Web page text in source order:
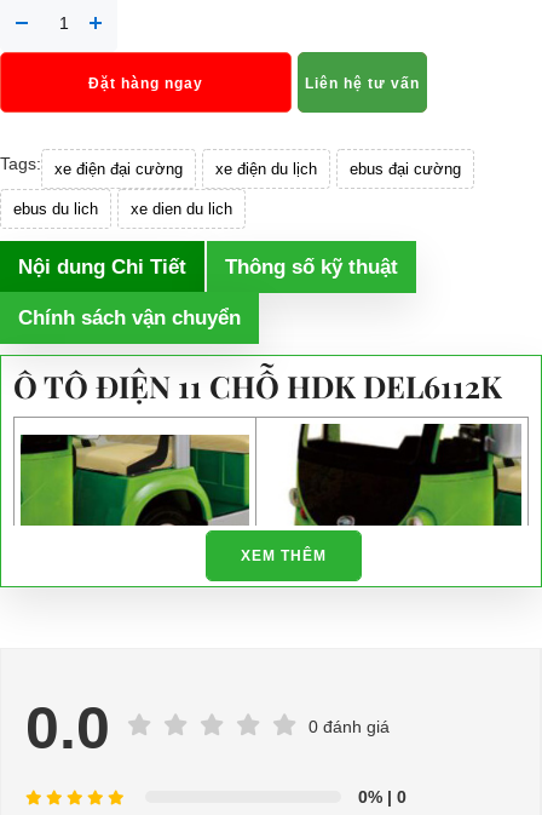
Đặt hàng ngay Liên hệ tư vấn
Tags: xe điện đại cường xe điện du lịch ebus đại cường
ebus du lich xe dien du lich
Nội dung Chi Tiết Thông số kỹ thuật
Chính sách vận chuyển
Ô TÔ ĐIỆN 11 CHỖ HDK DEL6112K
Ô tô điện 11 chỗ HDK
DEL6112K Express Bus 11 có
thông dụng, có thể dễ dàng thay
Express Bus 11 có đèn pha và đèn xi
chuyển ban đêm, đồng thời thông báo
XEM THÊM
0.0 0 đánh giá
0% | 0